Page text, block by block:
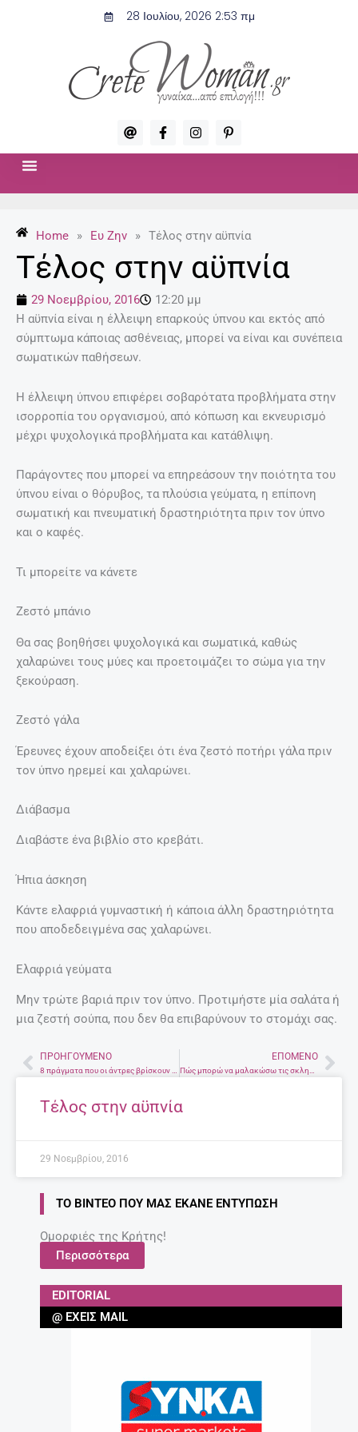
28 Ιουλίου, 2026 2:53 πμ
A
t
F
a
c
-
f
I
n
s
P
i
n
-
Home » Ευ Ζην » Τέλος στην αϋπνία
Τέλος στην αϋπνία
29 Νοεμβρίου, 2016
12:20 μμ
Η αϋπνία είναι η έλλειψη επαρκούς ύπνου και εκτός από
σύμπτωμα κάποιας ασθένειας, μπορεί να είναι και συνέπεια
σωματικών παθήσεων.
Η έλλειψη ύπνου επιφέρει σοβαρότατα προβλήματα στην
ισορροπία του οργανισμού, από κόπωση και εκνευρισμό
μέχρι ψυχολογικά προβλήματα και κατάθλιψη.
Παράγοντες που μπορεί να επηρεάσουν την ποιότητα του
ύπνου είναι ο θόρυβος, τα πλούσια γεύματα, η επίπονη
σωματική και πνευματική δραστηριότητα πριν τον ύπνο
και ο καφές.
Τι μπορείτε να κάνετε
Ζεστό μπάνιο
Θα σας βοηθήσει ψυχολογικά και σωματικά, καθώς
χαλαρώνει τους μύες και προετοιμάζει το σώμα για την
ξεκούραση.
Ζεστό γάλα
Έρευνες έχουν αποδείξει ότι ένα ζεστό ποτήρι γάλα πριν
τον ύπνο ηρεμεί και χαλαρώνει.
Διάβασμα
Διαβάστε ένα βιβλίο στο κρεβάτι.
Ήπια άσκηση
Κάντε ελαφριά γυμναστική ή κάποια άλλη δραστηριότητα
που αποδεδειγμένα σας χαλαρώνει.
Ελαφριά γεύματα
Μην τρώτε βαριά πριν τον ύπνο. Προτιμήστε μία σαλάτα ή
μια ζεστή σούπα, που δεν θα επιβαρύνουν το στομάχι σας.
Prev
ΠΡΟΗΓΟΎΜΕΝΟ ΕΠΌΜΕΝΟ
Τέλος στην αϋπνία
29 Νοεμβρίου, 2016
ΤΟ ΒΊΝΤΕΟ ΠΟΥ ΜΑΣ ΈΚΑΝΕ ΕΝΤΎΠΩΣΗ
Ομορφιές της Κρήτης!
Περισσότερα
EDITORIAL
@ ΈΧΕΙΣ MAIL